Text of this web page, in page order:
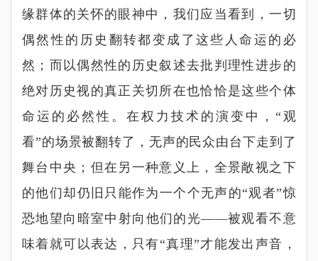
缘群体的关怀的眼神中，我们应当看到，一切
偶然性的历史翻转都变成了这些人命运的必
然；而以偶然性的历史叙述去批判理性进步的
绝对历史视的真正关切所在也恰恰是这些个体
命运的必然性。在权力技术的演变中， “观
看”的场景被翻转了，无声的民众由台下走到了
舞台中央；但在另一种意义上，全景敞视之下
的他们却仍旧只能作为一个个无声的“观者”惊
恐地望向暗室中射向他们的光——被观看不意
味着就可以表达，只有“真理”才能发出声音，